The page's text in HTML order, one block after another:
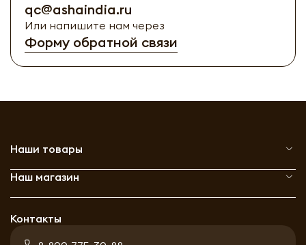
qc@ashaindia.ru
Или напишите нам через
Форму обратной связи
Наши товары
Наш магазин
Контакты